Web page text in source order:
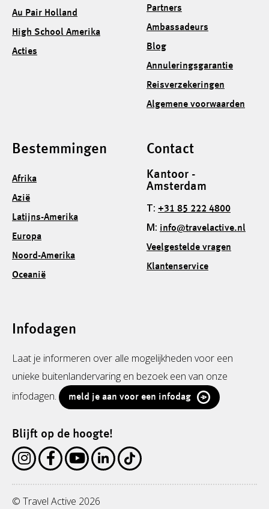
Au Pair Holland
High School Amerika
Acties
Partners
Ambassadeurs
Blog
Annuleringsgarantie
Reisverzekeringen
Algemene voorwaarden
Bestemmingen
Afrika
Azië
Latijns-Amerika
Europa
Noord-Amerika
Oceanië
Contact
Kantoor -
Amsterdam
T: +31 85 222 4800
M: info@travelactive.nl
Veelgestelde vragen
Klantenservice
Infodagen
Laat je informeren over alle mogelijkheden voor een
unieke buitenlandervaring en bezoek een van onze
infodagen.
meld je aan voor een infodag
Blijft op de hoogte!
© Travel Active 2026